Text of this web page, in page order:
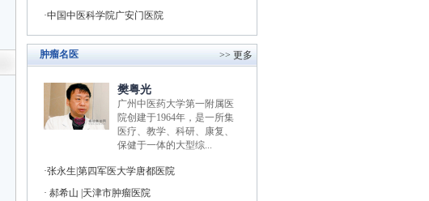
中国中医科学院广安门医院
肿瘤名医 >> 更多
樊粤光
广州中医药大学第一附属医
院创建于1964年，是一所集
医疗、教学、科研、康复、
保健于一体的大型综...
张永生|第四军医大学唐都医院
郝希山 |天津市肿瘤医院